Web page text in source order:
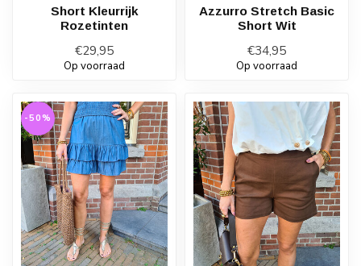
Short Kleurrijk
Rozetinten
€29,95
Op voorraad
Azzurro Stretch Basic
Short Wit
€34,95
Op voorraad
-50%